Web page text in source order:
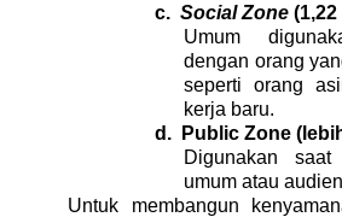
c. Social Zone (1,22
Umum
dengan orang
seperti orang
kerja baru.
d.
Public Zone
Digunakan
umum atau
Untuk membangun